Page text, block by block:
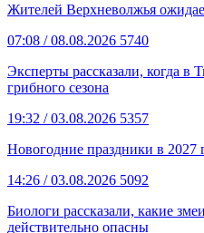
Жителей Верхневолжья
07:08 / 08.08.2026 5740
Эксперты рассказали, когда в
грибного сезона
19:32 / 03.08.2026 5357
Новогодние праздники в 2027
14:26 / 03.08.2026 5092
Биологи рассказали, какие
действительно опасны